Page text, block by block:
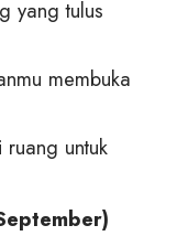
yang tulus
membuka
ruang untuk